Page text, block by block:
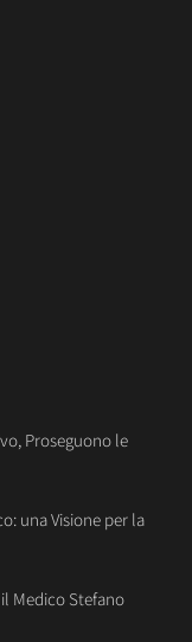
Proseguono le
una Visione per la
Medico Stefano